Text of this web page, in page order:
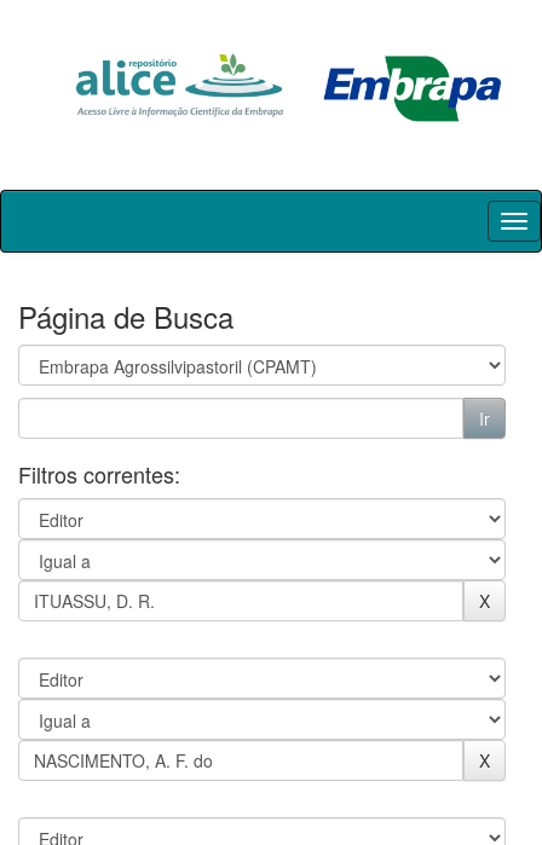
Skip
Página de Busca
Filtros correntes: